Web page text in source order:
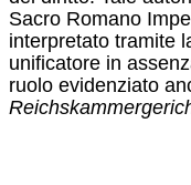
Sacro Romano
interpretato tramite
unificatore in
ruolo evidenziato